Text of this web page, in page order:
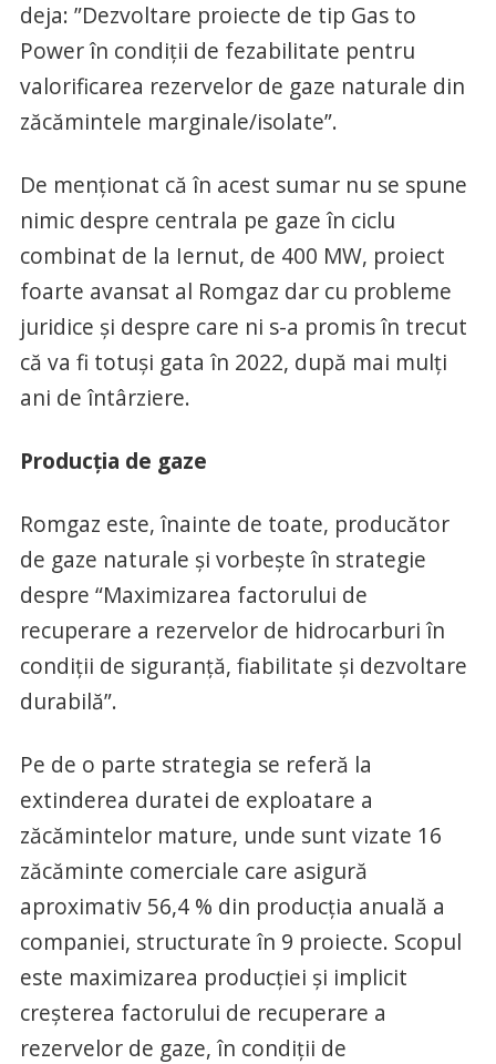
deja: ”Dezvoltare proiecte de tip Gas to
Power în condiții de fezabilitate pentru
valorificarea rezervelor de gaze naturale din
zăcămintele marginale/isolate”.
De menționat că în acest sumar nu se spune
nimic despre centrala pe gaze în ciclu
combinat de la Iernut, de 400 MW, proiect
foarte avansat al Romgaz dar cu probleme
juridice și despre care ni s-a promis în trecut
că va fi totuși gata în 2022, după mai mulți
ani de întârziere.
Producția de gaze
Romgaz este, înainte de toate, producător
de gaze naturale și vorbește în strategie
despre “Maximizarea factorului de
recuperare a rezervelor de hidrocarburi în
condiții de siguranță, fiabilitate și dezvoltare
durabilă”.
Pe de o parte strategia se referă la
extinderea duratei de exploatare a
zăcămintelor mature, unde sunt vizate 16
zăcăminte comerciale care asigură
aproximativ 56,4 % din producția anuală a
companiei, structurate în 9 proiecte. Scopul
este maximizarea producţiei şi implicit
creşterea factorului de recuperare a
rezervelor de gaze, în condiţii de